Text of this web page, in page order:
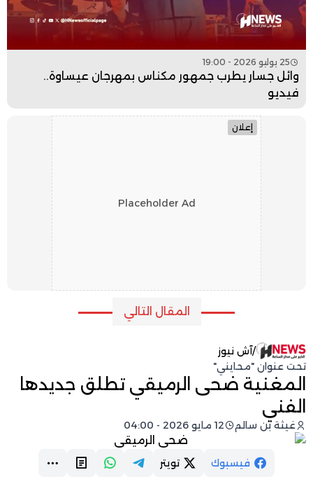
25 يوليو 2026 - 19:00
وائل جسار يطرب جمهور مكناس بمهرجان عيساوة..
فيديو
إعلان
Placeholder Ad
المقال التالي
/آش نيوز
تحت عنوان "محايني"
المغنية ضحى الرميقي تطلق جديدها
الفني
غيثة بن سالم 12 مايو 2026 - 04:00
فيسبوك تويتر